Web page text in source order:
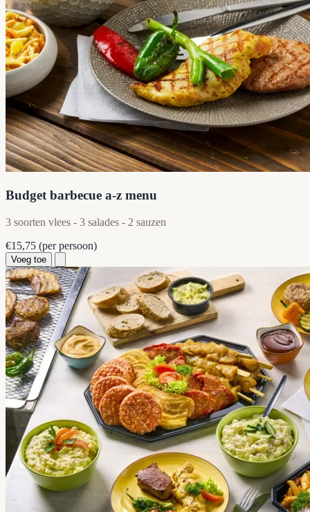
Budget barbecue a-z menu
3 soorten vlees - 3 salades - 2 sauzen
€15,75 (per persoon)
Voeg toe